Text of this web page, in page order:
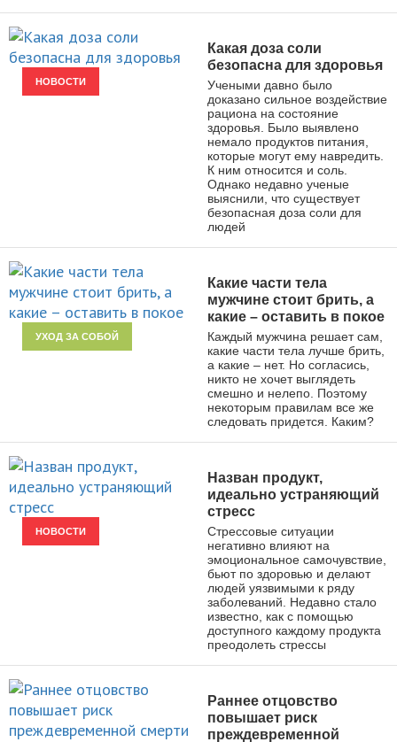
НОВОСТИ
Какая доза соли
безопасна для здоровья
Учеными давно было
доказано сильное воздействие
рациона на состояние
здоровья. Было выявлено
немало продуктов питания,
которые могут ему навредить.
К ним относится и соль.
Однако недавно ученые
выяснили, что существует
безопасная доза соли для
людей
УХОД ЗА СОБОЙ
Какие части тела
мужчине стоит брить, а
какие – оставить в покое
Каждый мужчина решает сам,
какие части тела лучше брить,
а какие – нет. Но согласись,
никто не хочет выглядеть
смешно и нелепо. Поэтому
некоторым правилам все же
следовать придется. Каким?
НОВОСТИ
Назван продукт,
идеально устраняющий
стресс
Стрессовые ситуации
негативно влияют на
эмоциональное самочувствие,
бьют по здоровью и делают
людей уязвимыми к ряду
заболеваний. Недавно стало
известно, как с помощью
доступного каждому продукта
преодолеть стрессы
Раннее отцовство
повышает риск
преждевременной